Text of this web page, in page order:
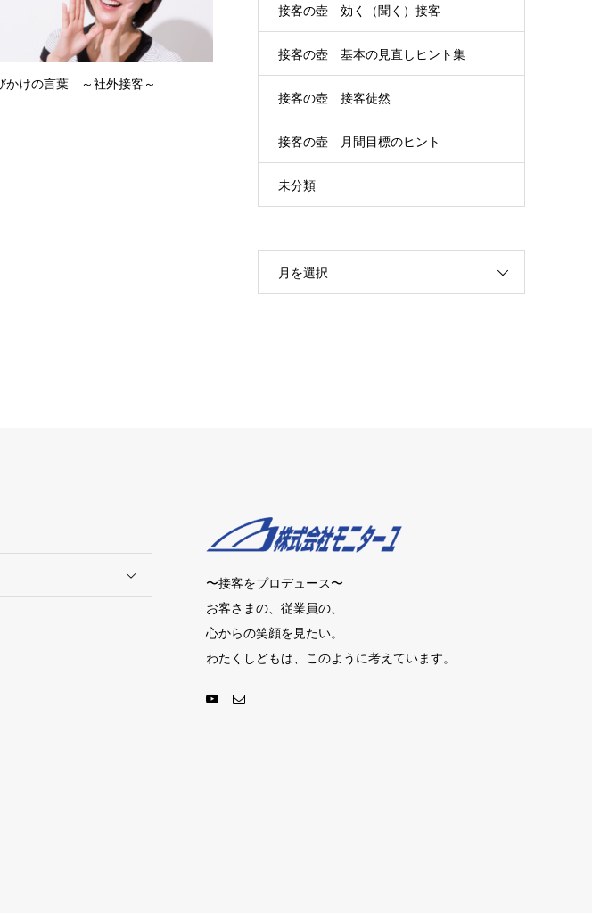
かけの言葉 ～社外接客～
接客の壺 効く（聞く）接客
接客の壺 基本の見直しヒント集
接客の壺 接客徒然
接客の壺 月間目標のヒント
未分類
月を選択
〜接客をプロデュース〜
お客さまの、従業員の、
心からの笑顔を見たい。
わたくしどもは、このように考えています。